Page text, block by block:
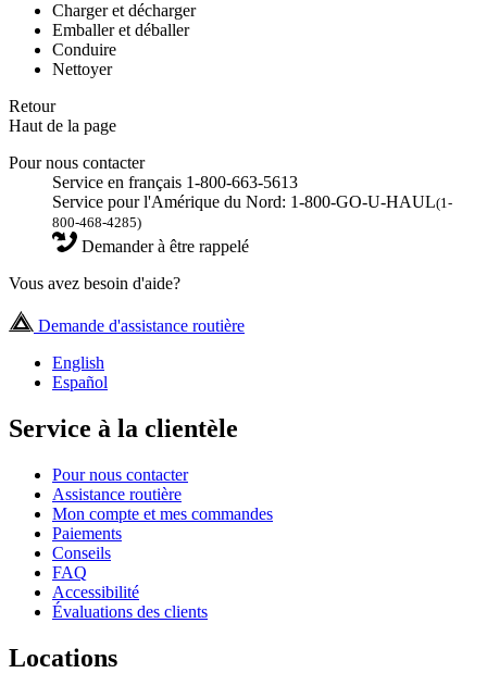
Charger et décharger
Emballer et déballer
Conduire
Nettoyer
Retour
Haut de la page
Pour nous contacter
Service en français 1-800-663-5613
Service pour l'Amérique du Nord: 1-800-GO-U-HAUL(1-
800-468-4285)
Demander à être rappelé
Vous avez besoin d'aide?
Demande d'assistance routière
English
Español
Service à la clientèle
Pour nous contacter
Assistance routière
Mon compte et mes commandes
Paiements
Conseils
FAQ
Accessibilité
Évaluations des clients
Locations